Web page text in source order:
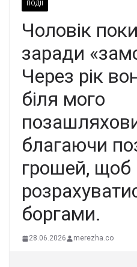
ПОДІЇ
Чоловік
заради
Через рік
біля мого
благаючи
грошей, щоб
боргами.
28.06.2026 merezha.co